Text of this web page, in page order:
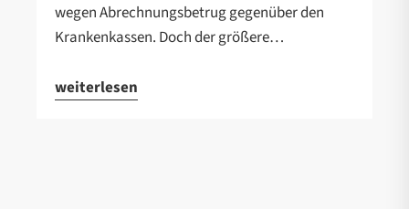
wegen Abrechnungsbetrug gegenüber den
Krankenkassen. Doch der größere…
weiterlesen